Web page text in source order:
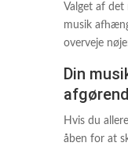
Valget af det
musik
overveje
Din
Hvis du
åben for at